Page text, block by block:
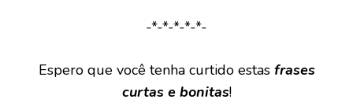
-*-*-*-*-*-
Espero que você tenha curtido estas frases
curtas e bonitas!